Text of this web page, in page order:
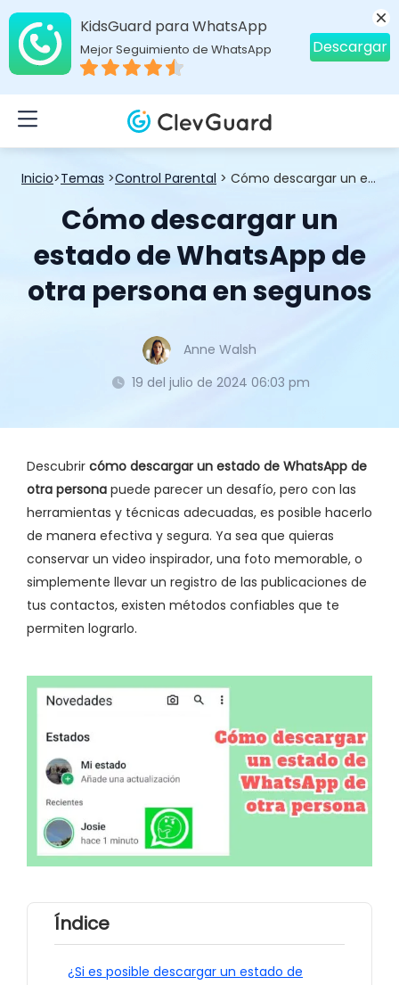
Inicio>Temas >Control Parental > Cómo descargar un estado de WhatsApp de otra persona en segunos
Cómo descargar un
estado de WhatsApp de
otra persona en segunos
Anne Walsh
19 del julio de 2024 06:03 pm
Descubrir cómo descargar un estado de WhatsApp de
otra persona puede parecer un desafío, pero con las
herramientas y técnicas adecuadas, es posible hacerlo
de manera efectiva y segura. Ya sea que quieras
conservar un video inspirador, una foto memorable, o
simplemente llevar un registro de las publicaciones de
tus contactos, existen métodos confiables que te
permiten lograrlo.
Índice
¿Si es posible descargar un estado de
KidsGuard para WhatsApp
Mejor Seguimiento de WhatsApp Descargar